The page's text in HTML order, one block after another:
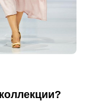
коллекции?